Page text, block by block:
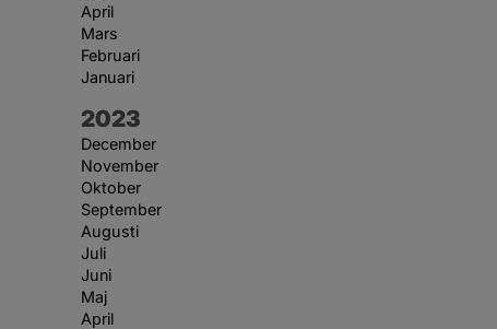
April
Mars
Februari
Januari
År:
2023
December
November
Oktober
September
Augusti
Juli
Juni
Maj
April